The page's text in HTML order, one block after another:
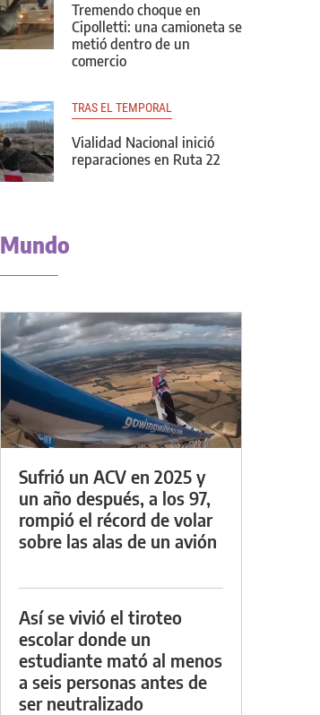
Tremendo choque en
Cipolletti: una camioneta se
metió dentro de un
comercio
TRAS EL TEMPORAL
Vialidad Nacional inició
reparaciones en Ruta 22
Mundo
Sufrió un ACV en 2025 y
un año después, a los 97,
rompió el récord de volar
sobre las alas de un avión
Así se vivió el tiroteo
escolar donde un
estudiante mató al menos
a seis personas antes de
ser neutralizado